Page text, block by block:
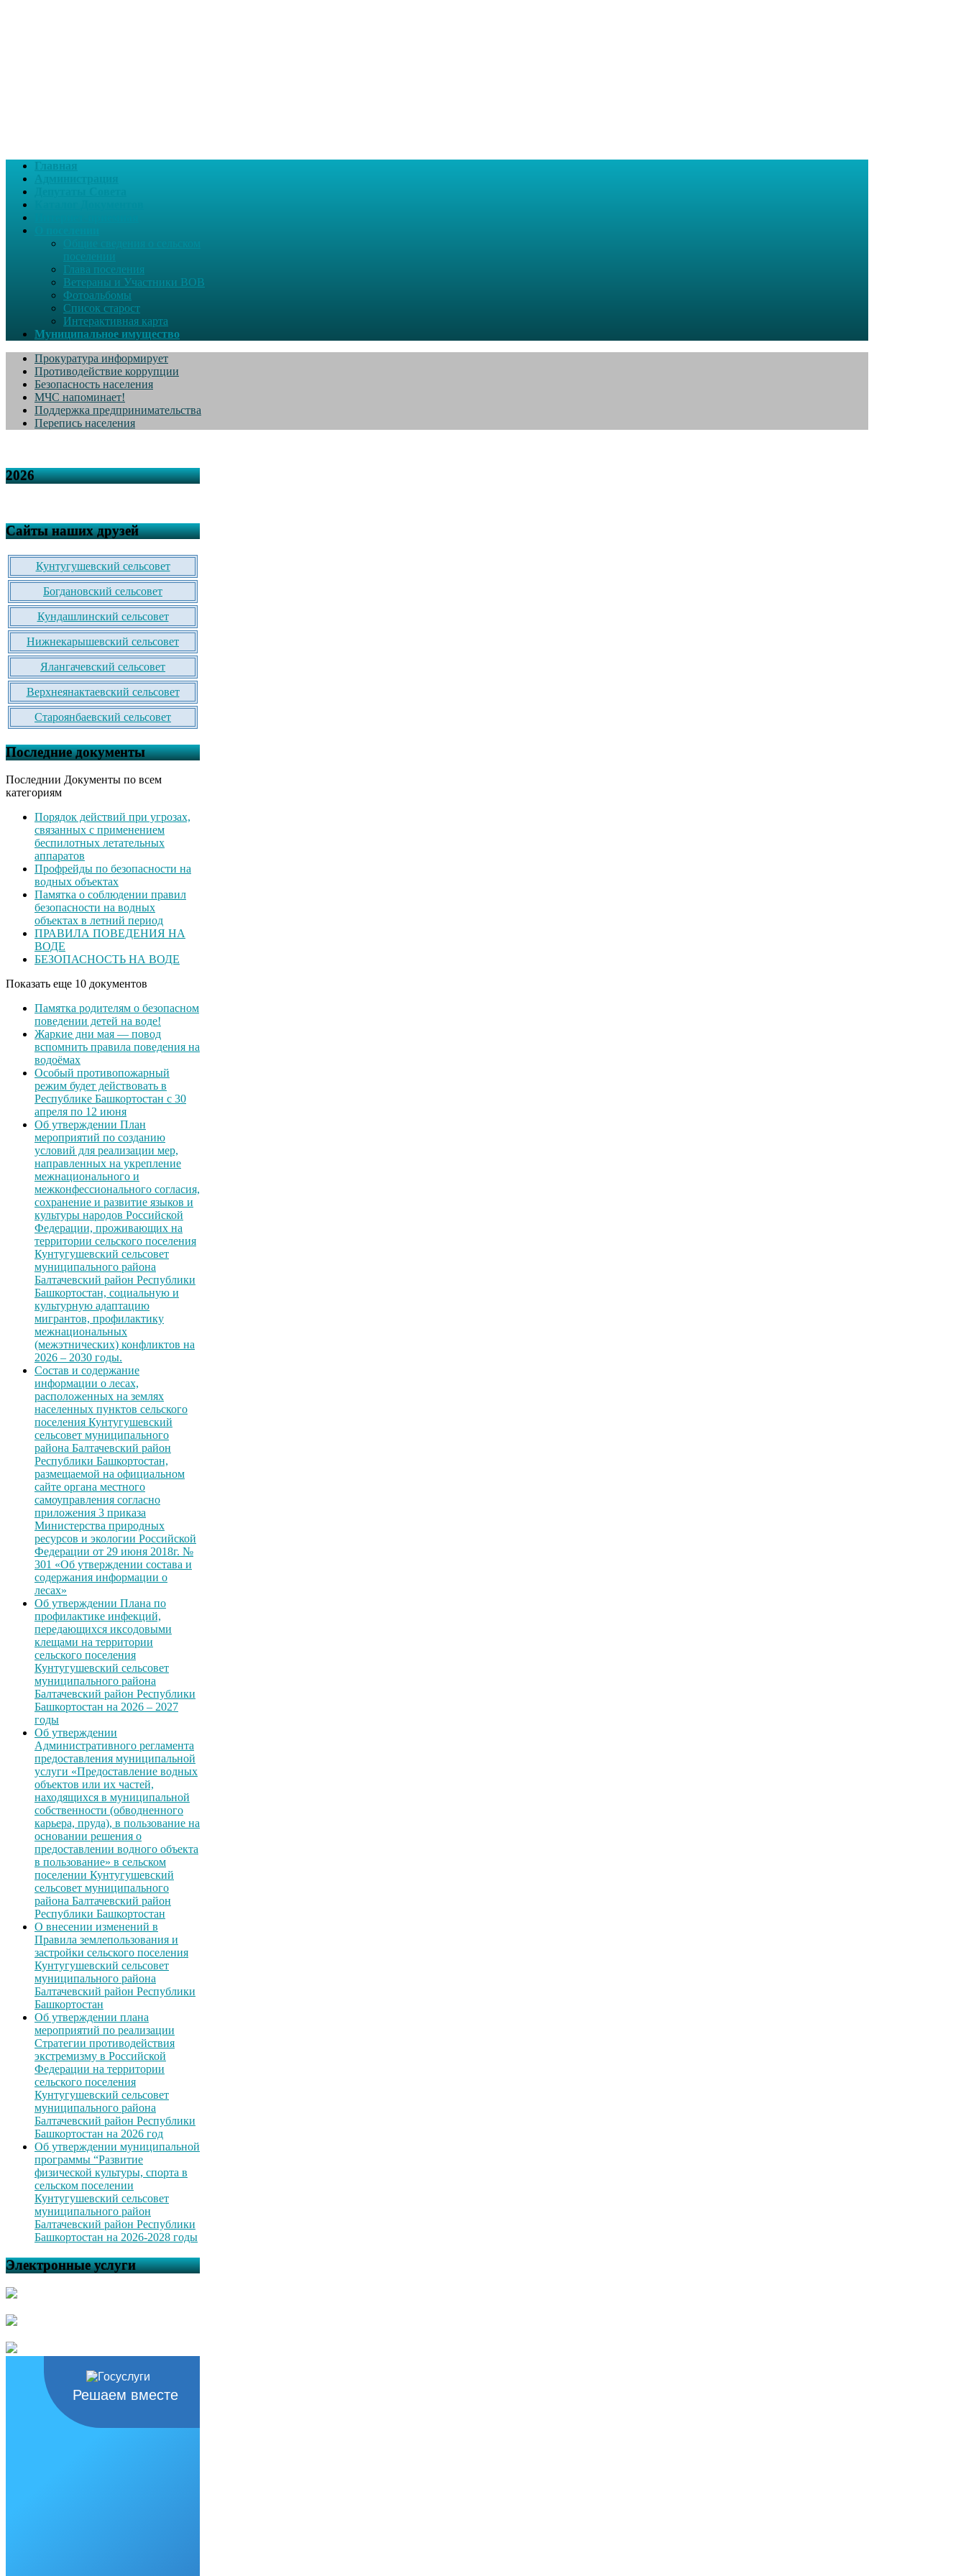
Главная
поселении
Глава поселения
Ветераны и Участники ВОВ
Фотоальбомы
Список старост
Интерактивная карта
Муниципальное имущество
Прокуратура информирует
Противодействие коррупции
Безопасность населения
МЧС напоминает!
Поддержка предпринимательства
Перепись населения
2026
Сайты наших друзей
Кунтугушевский сельсовет
Богдановский сельсовет
Кундашлинский сельсовет
Нижнекарышевский сельсовет
Ялангачевский сельсовет
Верхнеянактаевский сельсовет
Староянбаевский сельсовет
Последние документы
Последнии Документы по всем
категориям
Порядок действий при угрозах,
связанных с применением
беспилотных летательных
аппаратов
Профрейды по безопасности на
водных объектах
Памятка о соблюдении правил
безопасности на водных
объектах в летний период
ПРАВИЛА ПОВЕДЕНИЯ НА
ВОДЕ
БЕЗОПАСНОСТЬ НА ВОДЕ
Показать еще 10 документов
Памятка родителям о безопасном
поведении детей на воде!
Жаркие дни мая — повод
вспомнить правила поведения на
водоёмах
Особый противопожарный
режим будет действовать в
Республике Башкортостан с 30
апреля по 12 июня
Об утверждении План
мероприятий по созданию
условий для реализации мер,
направленных на укрепление
межнационального и
межконфессионального согласия,
сохранение и развитие языков и
культуры народов Российской
Федерации, проживающих на
территории сельского поселения
Кунтугушевский сельсовет
муниципального района
Балтачевский район Республики
Башкортостан, социальную и
культурную адаптацию
мигрантов, профилактику
межнациональных
(межэтнических) конфликтов на
2026 – 2030 годы.
Состав и содержание
информации о лесах,
расположенных на землях
населенных пунктов сельского
поселения Кунтугушевский
сельсовет муниципального
района Балтачевский район
Республики Башкортостан,
размещаемой на официальном
сайте органа местного
самоуправления согласно
приложения 3 приказа
Министерства природных
ресурсов и экологии Российской
Федерации от 29 июня 2018г. №
301 «Об утверждении состава и
содержания информации о
лесах»
Об утверждении Плана по
профилактике инфекций,
передающихся иксодовыми
клещами на территории
сельского поселения
Кунтугушевский сельсовет
муниципального района
Балтачевский район Республики
Башкортостан на 2026 – 2027
годы
Об утверждении
Административного регламента
предоставления муниципальной
услуги «Предоставление водных
объектов или их частей,
находящихся в муниципальной
собственности (обводненного
карьера, пруда), в пользование на
основании решения о
предоставлении водного объекта
в пользование» в сельском
поселении Кунтугушевский
сельсовет муниципального
района Балтачевский район
Республики Башкортостан
О внесении изменений в
Правила землепользования и
застройки сельского поселения
Кунтугушевский сельсовет
муниципального района
Балтачевский район Республики
Башкортостан
Об утверждении плана
мероприятий по реализации
Стратегии противодействия
экстремизму в Российской
Федерации на территории
сельского поселения
Кунтугушевский сельсовет
муниципального района
Балтачевский район Республики
Башкортостан на 2026 год
Об утверждении муниципальной
программы “Развитие
физической культуры, спорта в
сельском поселении
Кунтугушевский сельсовет
муниципального район
Балтачевский район Республики
Башкортостан на 2026-2028 годы
Электронные услуги
Решаем вместе